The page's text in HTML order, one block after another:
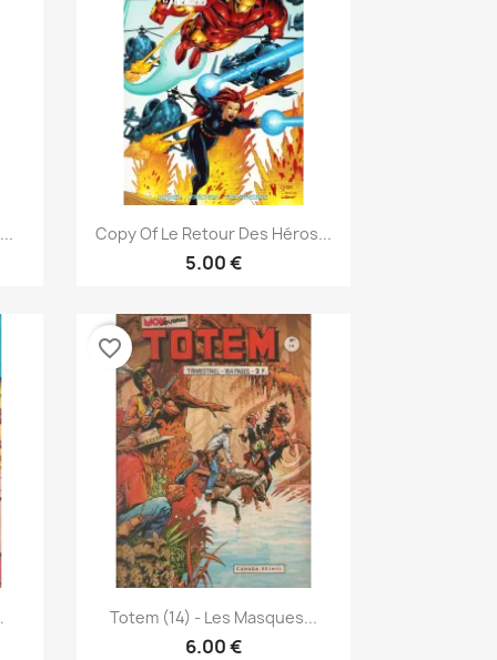
 نظرة سريعة
Copy Of Le Retour Des Héros...
5.00 €
نظرة سريعة
Totem (14) - Les Masques...
6.00 €
favorite_border